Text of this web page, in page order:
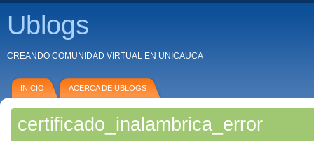
Ublogs
CREANDO COMUNIDAD VIRTUAL EN UNICAUCA
INICIO ACERCA DE UBLOGS
certificado_inalambrica_error